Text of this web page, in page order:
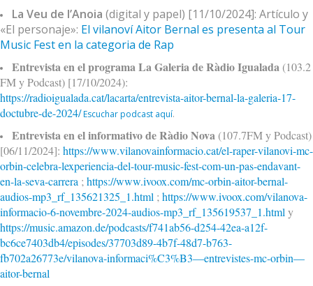
La Veu de l’Anoia (digital y papel) [11/10/2024]: Artículo y
«El personaje»: El vilanoví Aitor Bernal es presenta al Tour
Music Fest en la categoria de Rap
Entrevista en el programa La Galeria de Ràdio Igualada (103.2
FM y Podcast) [17/10/2024):
https://radioigualada.cat/lacarta/entrevista-aitor-bernal-la-galeria-17-
doctubre-de-2024/Escuchar podcast aquí.
Entrevista en el informativo de Ràdio Nova (107.7FM y Podcast)
[06/11/2024]: https://www.vilanovainformacio.cat/el-raper-vilanovi-mc-
orbin-celebra-lexperiencia-del-tour-music-fest-com-un-pas-endavant-
en-la-seva-carrera ; https://www.ivoox.com/mc-orbin-aitor-bernal-
audios-mp3_rf_135621325_1.html ; https://www.ivoox.com/vilanova-
informacio-6-novembre-2024-audios-mp3_rf_135619537_1.html y
https://music.amazon.de/podcasts/f741ab56-d254-42ea-a12f-
bc6ce7403db4/episodes/37703d89-4b7f-48d7-b763-
fb702a26773e/vilanova-informaci%C3%B3—entrevistes-mc-orbin—
aitor-bernal